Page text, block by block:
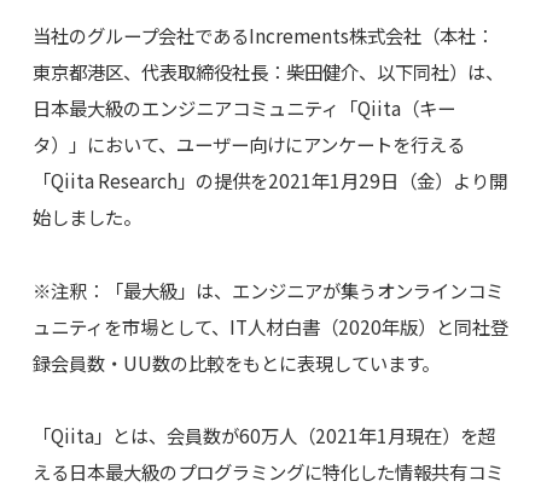
当社のグループ会社であるIncrements株式会社（本社：
東京都港区、代表取締役社長：柴田健介、以下同社）は、
日本最大級のエンジニアコミュニティ「Qiita（キー
タ）」において、ユーザー向けにアンケートを行える
「Qiita Research」の提供を2021年1月29日（金）より開
始しました。
※注釈：「最大級」は、エンジニアが集うオンラインコミ
ュニティを市場として、IT人材白書（2020年版）と同社登
録会員数・UU数の比較をもとに表現しています。
「Qiita」とは、会員数が60万人（2021年1月現在）を超
える日本最大級のプログラミングに特化した情報共有コミ